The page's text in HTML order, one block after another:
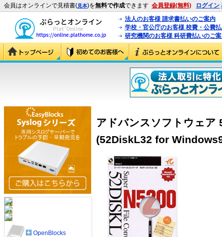
会員はオンラインで見積書(見本)を無料で作成できます 会員登録(無料) ログイン
法人のお客様 請求書払いのご案内
学校・官公庁のお客様 校費・公費
研究機関のお客様 科研費払いのご
アドバンスソフトウェ
(52DiskL32 for
OpenBlocks